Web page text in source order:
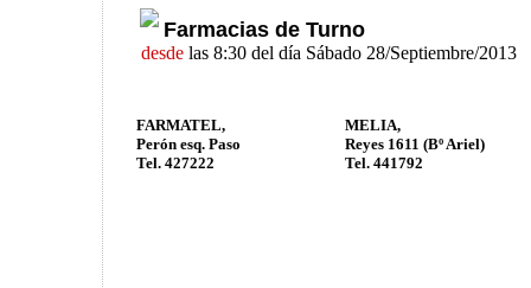
Farmacias de Turno
desde las 8:30 del día Sábado 28/Septiembre/2013
FARMATEL,
Perón esq. Paso
Tel. 427222
MELIA,
Reyes 1611 (Bº Ariel)
Tel. 441792